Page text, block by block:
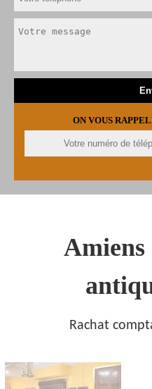
ON VOUS
Amiens
Rachat